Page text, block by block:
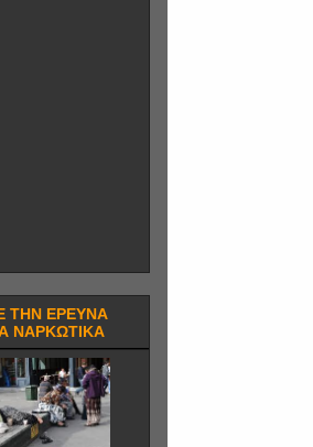
ΤΗΝ ΕΡΕΥΝΑ
ΝΑΡΚΩΤΙΚΑ